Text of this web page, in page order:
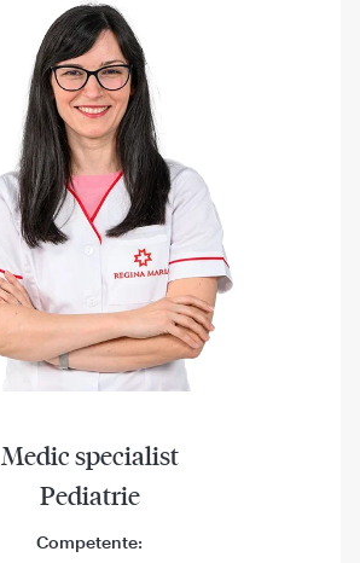
Medic specialist
Pediatrie
Competente: